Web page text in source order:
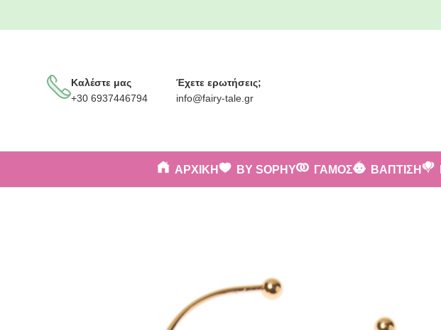
Καλέστε μας
+30 6937446794
Έχετε ερωτήσεις;
info@fairy-tale.gr
ΑΡΧΙΚΗ BY SOPHY ΓΑΜΟΣ ΒΑΠΤΙΣΗ